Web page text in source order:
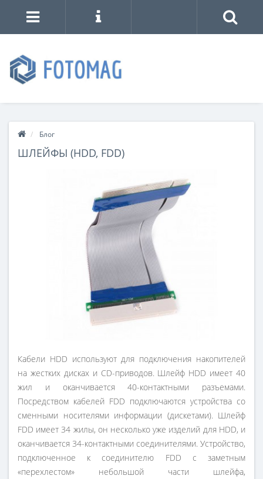
Блог
ШЛЕЙФЫ (HDD, FDD)
Кабели HDD используют для подключения накопителей
на жестких дисках и CD-приводов. Шлейф HDD имеет 40
жил и оканчивается 40-контактными разъемами.
Посредством кабелей FDD подключаются устройства со
сменными носителями информации (дискетами). Шлейф
FDD имеет 34 жилы, он несколько уже изделий для HDD, и
оканчивается 34-контактными соединителями. Устройство,
подключенное к соединителю FDD с заметным
«перехлестом» небольшой части шлейфа,